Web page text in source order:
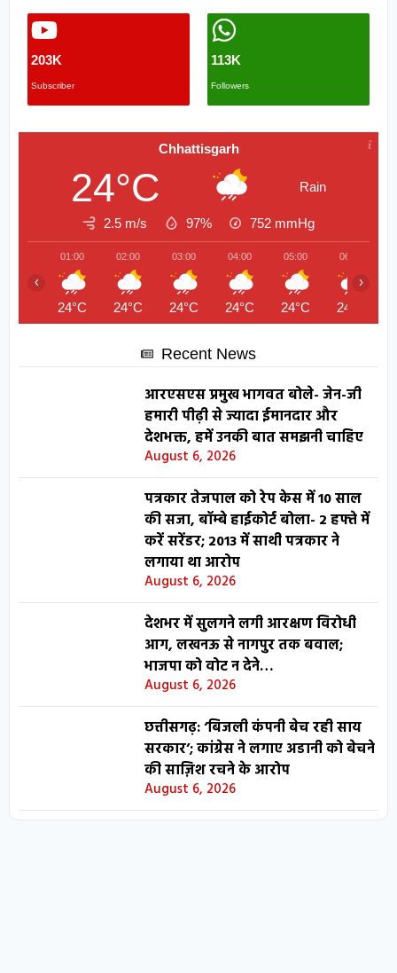
203K
Subscriber
113K
Followers
Chhattisgarh
24°C Rain
2.5 m/s 97% 752 mmHg
01:00
24°C
02:00
24°C
03:00
24°C
04:00
24°C
05:00
24°C
06:00
24°C
‹ ›
Recent News
आरएसएस प्रमुख भागवत बोले- जेन-जी
हमारी पीढ़ी से ज्यादा ईमानदार और
देशभक्त, हमें उनकी बात समझनी चाहिए
August 6, 2026
पत्रकार तेजपाल को रेप केस में 10 साल
की सजा, बॉम्बे हाईकोर्ट बोला- 2 हफ्ते में
करें सरेंडर; 2013 में साथी पत्रकार ने
लगाया था आरोप
August 6, 2026
देशभर में सुलगने लगी आरक्षण विरोधी
आग, लखनऊ से नागपुर तक बवाल;
भाजपा को वोट न देने…
August 6, 2026
छत्तीसगढ़: ‘बिजली कंपनी बेच रही साय
सरकार’; कांग्रेस ने लगाए अडानी को बेचने
की साज़िश रचने के आरोप
August 6, 2026